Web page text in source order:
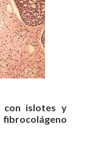
con islotes y